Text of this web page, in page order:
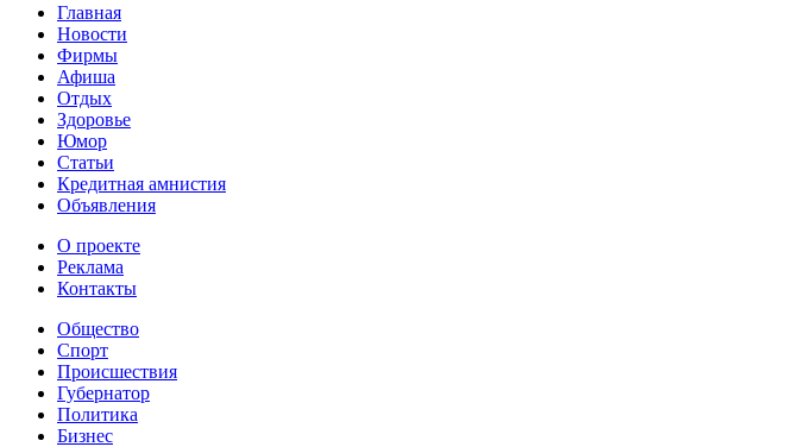
Главная
Новости
Фирмы
Афиша
Отдых
Здоровье
Юмор
Статьи
Кредитная амнистия
Объявления
О проекте
Реклама
Контакты
Общество
Спорт
Происшествия
Губернатор
Политика
Бизнес